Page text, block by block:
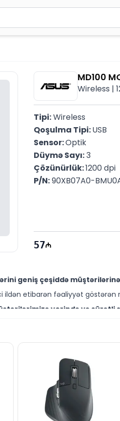
Göndərmək üçün Enter
MD100
Wireless |
Tipi: Wireless
Qoşulma Tipi: USB
Sensor: Optik
Düymə Sayı: 3
Çözünürlük: 1200 dpi
P/N: 90XB07A0-
57
geniş çeşiddə
ildən etibarən fəaliyyət
yerində və sürətli
KÖÇÜRMƏ həmçinin
ilə bağlı suallarınızı
hər gün 10:00-19:00
saytımızın canlı dəstək
edə və ya WhatsApp